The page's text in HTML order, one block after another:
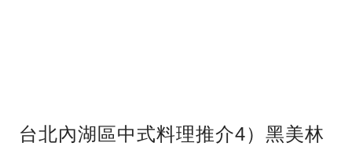
台北內湖區中式料理推介4）黑美林